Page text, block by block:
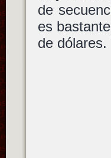
de
es
de